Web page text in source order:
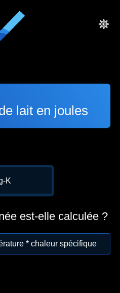
lait en joules
K
est-elle calculée ?
* chaleur spécifique